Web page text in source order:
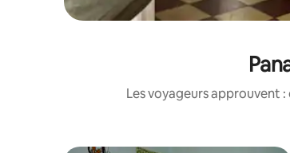
Les voyageurs approuvent